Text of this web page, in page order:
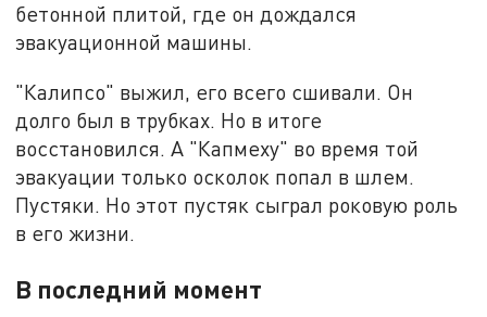
бетонной плитой, где он дождался
эвакуационной машины.
"Калипсо" выжил, его всего сшивали. Он
долго был в трубках. Но в итоге
восстановился. А "Капмеху" во время той
эвакуации только осколок попал в шлем.
Пустяки. Но этот пустяк сыграл роковую роль
в его жизни.
В последний момент